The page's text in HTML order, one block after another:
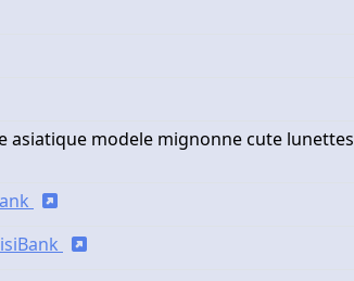
asiatique modele mignonne cute lunettes